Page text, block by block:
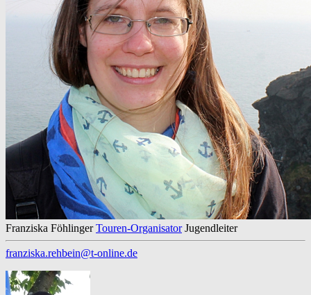
Franziska Föhlinger Touren-Organisator Jugendleiter
franziska.rehbein@t-online.de